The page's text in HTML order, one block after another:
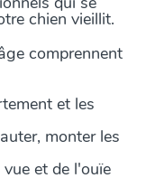
chien vieillit.
comprennent
et les
monter les
et de l'ouïe